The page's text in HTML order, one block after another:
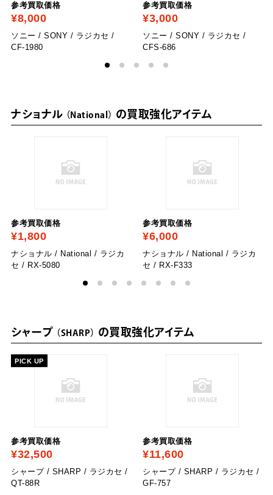
参考買取価格
¥8,000
ソニー / SONY / ラジカセ /
CF-1980
参考買取価格
¥3,000
ソニー / SONY / ラジカセ /
CFS-686
ナショナル National の買取強化アイテム
参考買取価格
¥1,800
ナショナル / National / ラジカ
セ / RX-5080
参考買取価格
¥6,000
ナショナル / National / ラジカ
セ / RX-F333
シャープ SHARP の買取強化アイテム
PICK UP
参考買取価格
¥32,500
シャープ / SHARP / ラジカセ /
QT-88R
参考買取価格
¥11,600
シャープ / SHARP / ラジカセ /
GF-757